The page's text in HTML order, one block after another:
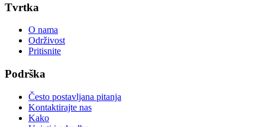
Tvrtka
O nama
Održivost
Pritisnite
Podrška
Često postavljana pitanja
Kontaktirajte nas
Kako